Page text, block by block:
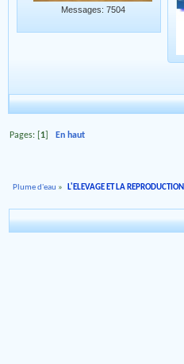
Messages: 7504
Pages: [ 1 En haut
Plume d'eau » L'ELEVAGE ET LA REPRODUCTION